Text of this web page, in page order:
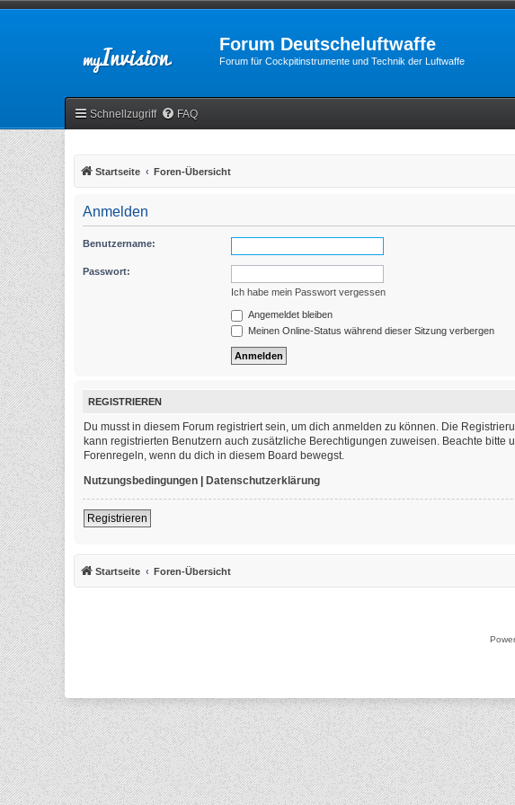
Forum Deutscheluftwaffe
Forum für Cockpitinstrumente und Technik der Luftwaffe
Schnellzugriff FAQ
Startseite Foren-Übersicht
Anmelden
Benutzername:
Passwort:
Ich habe mein Passwort vergessen
Angemeldet bleiben
Meinen Online-Status während dieser Sitzung verbergen
REGISTRIEREN
Du musst in diesem Forum registriert sein, um dich anmelden zu können. Die
kann registrierten Benutzern auch zusätzliche Berechtigungen zuweisen. Beachte
Forenregeln, wenn du dich in diesem Board bewegst.
Nutzungsbedingungen | Datenschutzerklärung
Registrieren
Startseite Foren-Übersicht